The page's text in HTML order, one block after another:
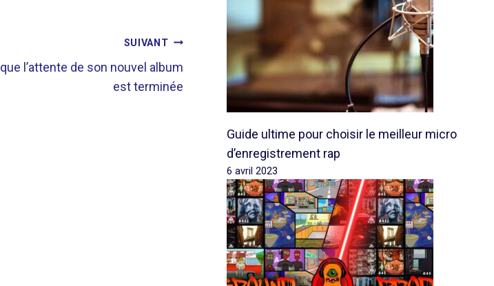
SUIVANT
l’attente de son nouvel album
est terminée
Guide ultime pour choisir le meilleur micro
d’enregistrement rap
6 avril 2023